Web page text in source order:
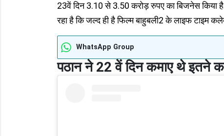
23वें दिन 3.10 से 3.50 करोड़ रुपए का बिजनेस किया
रहा है कि जल्द ही है फिल्म बाहुबली2 के लाइफ टाइम
WhatsApp Group
पठान ने 22 वें दिन कमाए थे इतने